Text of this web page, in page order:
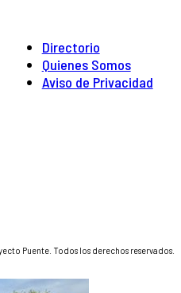
Directorio
Quienes Somos
Aviso de Privacidad
Puente. Todos los derechos reservados.